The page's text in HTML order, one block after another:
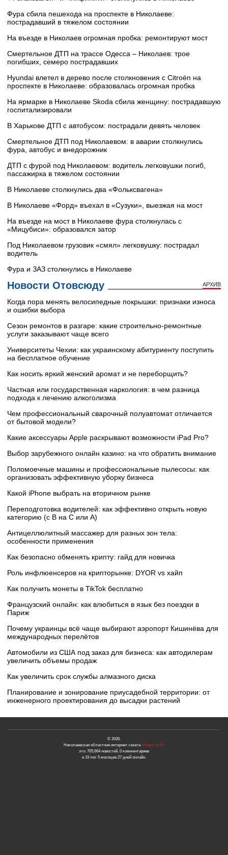
Фура сбила пешехода на проспекте в Николаеве:
пострадавший в тяжелом состоянии
На въезде в Николаев огромная пробка: ремонтируют мост
Смертельное ДТП на трассе Одесса – Николаев: трое
погибших, семеро пострадавших
Hyundai влетел в дерево после столкновения с Citroën на
проспекте в Николаеве: образовалась огромная пробка
На ярмарке в Николаеве Skoda сбила женщину: пострадавшую
госпитализировали
В Харькове ДТП с автобусом: пострадали девять человек
Смертельное ДТП под Николаевом: в аварии столкнулись
фура, автобус и внедорожник
ДТП с фурой под Николаевом: водитель легковушки погиб,
пассажирка в тяжелом состоянии
В Николаеве столкнулись два «Фольксвагена»
В Николаеве «Форд» въехал в «Сузуки», выезжая на мост
На въезде на мост в Николаеве фура столкнулась с
«Мицубиси»: образовался затор
Под Николаевом грузовик «смял» легковушку: пострадал
водитель
Фура и ЗАЗ столкнулись в Николаеве
Новости Отовсюду АРХИВ
Когда пора менять велосипедные покрышки: признаки износа
и ошибки выбора
Сезон ремонтов в разгаре: какие строительно-ремонтные
услуги заказывают чаще всего
Университеты Чехии: как украинскому абитуриенту поступить
на бесплатное обучение
Как носить яркий женский аромат и не переборщить?
Частная или государственная наркология: в чем разница
подхода к лечению алкоголизма
Чем профессиональный сварочный полуавтомат отличается
от бытовой модели?
Какие аксессуары Apple раскрывают возможности iPad Pro?
Выбор зарубежного онлайн казино: на что обратить внимание
Поломоечные машины и профессиональные пылесосы: как
организовать эффективную уборку бизнеса
Какой iPhone выбрать на вторичном рынке
Переподготовка водителей: как эффективно открыть новую
категорию (с B на C или А)
Антицеллюлитный массажер для разных зон тела:
особенности применения
Как безопасно обменять крипту: гайд для новичка
Роль инфлюенсеров на крипторынке: DYOR vs хайп
Как получить монеты в TikTok бесплатно
Французский онлайн: как влюбиться в язык без поездки в
Париж
Почему украинцы всё чаще выбирают аэропорт Кишинёва для
международных перелётов
Автомобили из США под заказ для бизнеса: как автодилерам
увеличить объемы продаж
Как увеличить срок службы алмазного диска
Планирование и зонирование приусадебной территории: от
инженерного проектирования до высадки растений
© 2026.
Николаевская областная интернет-газета«Новости N»
это: 705,664 новостей, 0 комментариев
и 19 лет 5 месяцев 27 дней онлайн.